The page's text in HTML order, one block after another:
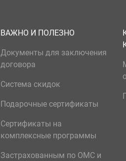
ВАЖНО И ПОЛЕЗНО
Документы для заключения
договора
Система скидок
Подарочные сертификаты
Сертификаты на
комплексные программы
Застрахованным по ОМС и